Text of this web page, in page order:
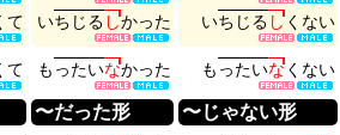
て
いち じる しかった
いち じる しく ない
て も ったいなかった も ったいなく ない
〜だった形 〜じゃない形